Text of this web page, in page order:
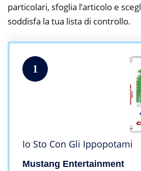
particolari, sfoglia l’articolo e
soddisfa la tua lista di controllo.
1
Io Sto Con Gli Ippopotami
Mustang Entertainment